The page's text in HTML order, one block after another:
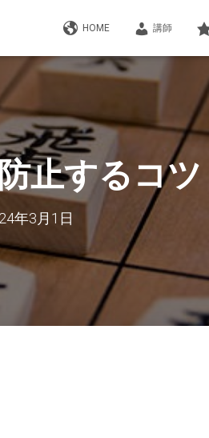
HOME 講師
止するコツ
年3月1日